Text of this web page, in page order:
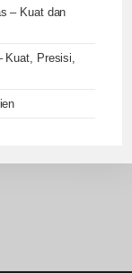
– Kuat dan
Presisi,